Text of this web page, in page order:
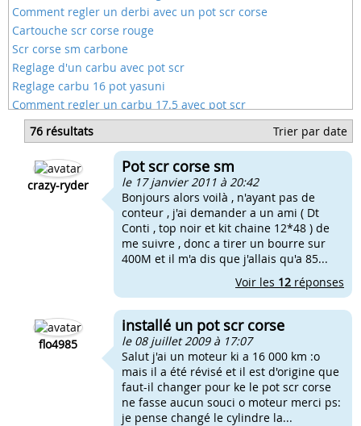
Comment regler un derbi avec un pot scr corse
Cartouche scr corse rouge
Scr corse sm carbone
Reglage d'un carbu avec pot scr
Reglage carbu 16 pot yasuni
Comment regler un carbu 17.5 avec pot scr
Quel gicleur pour carbu de 16 avec un pot
Quel gicleur pour un carbu 16 avec pot
Pot scr sm pour beta
Serrage avec pot scr
76 résultats Trier par date
crazy-ryder
Pot scr corse sm
le 17 janvier 2011 à 20:42
Bonjours alors voilà , n'ayant pas de
conteur , j'ai demander a un ami ( Dt
Conti , top noir et kit chaine 12*48 ) de
me suivre , donc a tirer un bourre sur
400M et il m'a dis que j'allais qu'a 85...
Voir les 12 réponses
flo4985
installé un pot scr corse
le 08 juillet 2009 à 17:07
Salut j'ai un moteur ki a 16 000 km :o
mais il a été révisé et il est d'origine que
faut-il changer pour ke le pot scr corse
ne fasse aucun souci o moteur merci ps:
je pense changé le cylindre la...